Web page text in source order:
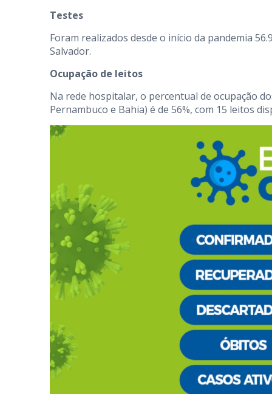
Testes
Foram realizados desde o início da pandemia
Salvador.
Ocupação de leitos
Na rede hospitalar, o percentual de ocupação
Pernambuco e Bahia) é de 56%, com 15 leitos